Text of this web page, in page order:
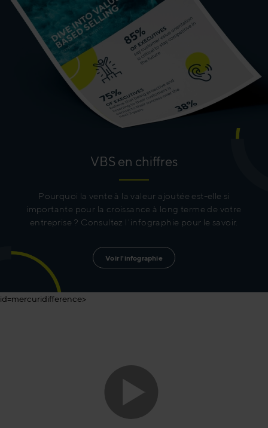
VBS en chiffres
Pourquoi la vente à la valeur ajoutée est-elle si
importante pour la croissance à long terme de votre
entreprise ? Consultez l'infographie pour le savoir.
Voir l'infographie
id=mercuridifference>